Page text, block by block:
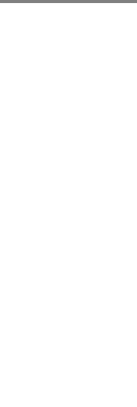
借りながら対処し、自